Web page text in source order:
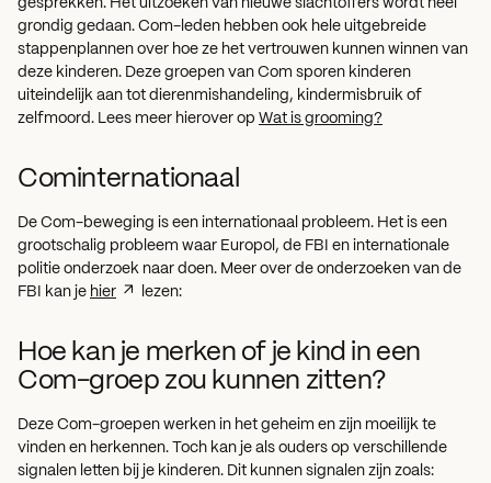
grondig gedaan. Com-leden hebben ook hele uitgebreide
stappenplannen over hoe ze het vertrouwen kunnen winnen van
deze kinderen. Deze groepen van Com sporen kinderen
uiteindelijk aan tot dierenmishandeling, kindermisbruik of
zelfmoord. Lees meer hierover op Wat is grooming?
Cominternationaal
De Com-beweging is een internationaal probleem. Het is een
grootschalig probleem waar Europol, de FBI en internationale
politie onderzoek naar doen. Meer over de onderzoeken van de
FBI kan je hier lezen:
Hoe kan je merken of je kind in een
Com-groep zou kunnen zitten?
Deze Com-groepen werken in het geheim en zijn moeilijk te
vinden en herkennen. Toch kan je als ouders op verschillende
signalen letten bij je kinderen. Dit kunnen signalen zijn zoals: